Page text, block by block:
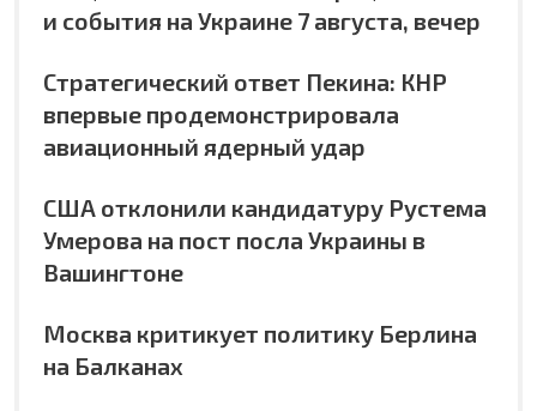
и события на Украине 7 августа, вечер
Стратегический ответ Пекина: КНР
впервые продемонстрировала
авиационный ядерный удар
США отклонили кандидатуру Рустема
Умерова на пост посла Украины в
Вашингтоне
Москва критикует политику Берлина
на Балканах